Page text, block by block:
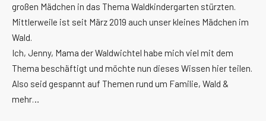
großen Mädchen in das Thema Waldkindergarten stürzten.
Mittlerweile ist seit März 2019 auch unser kleines Mädchen im
Wald.
Ich, Jenny, Mama der Waldwichtel habe mich viel mit dem
Thema beschäftigt und möchte nun dieses Wissen hier teilen.
Also seid gespannt auf Themen rund um Familie, Wald &
mehr…